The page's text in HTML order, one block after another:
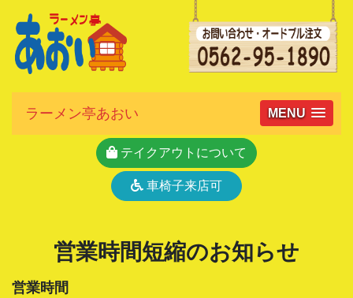
ラーメン亭あおい MENU
テイクアウトについて
車椅子来店可
営業時間短縮のお知らせ
営業時間